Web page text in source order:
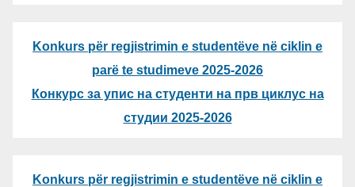
Konkurs për regjistrimin e studentëve në ciklin e
parë te studimeve 2025-2026
Конкурс за упис на студенти на прв циклус на
студии 2025-2026
Konkurs për regjistrimin e studentëve në ciklin e